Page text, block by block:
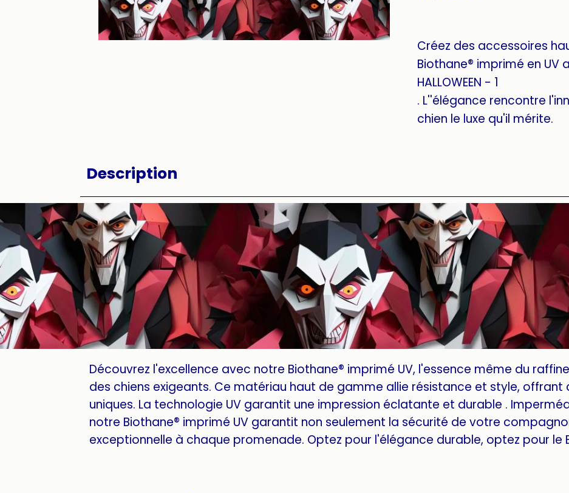
Créez des accessoires
Biothane® imprimé en UV
HALLOWEEN - 1
. L''élégance rencontre
chien le luxe qu'il mérite.
Description
Découvrez l'excellence avec notre Biothane® imprimé UV, l'essence même du
des chiens exigeants. Ce matériau haut de gamme allie résistance et style, offrant
uniques. La technologie UV garantit une impression éclatante et durable .
notre Biothane® imprimé UV garantit non seulement la sécurité de votre
exceptionnelle à chaque promenade. Optez pour l'élégance durable, optez pour le